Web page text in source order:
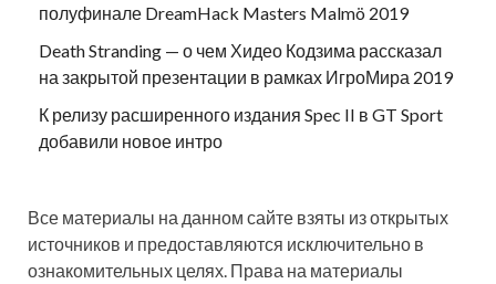
полуфинале DreamHack Masters Malmö 2019
Death Stranding — о чем Хидео Кодзима рассказал
на закрытой презентации в рамках ИгроМира 2019
К релизу расширенного издания Spec II в GT Sport
добавили новое интро
Все материалы на данном сайте взяты из открытых
источников и предоставляются исключительно в
ознакомительных целях. Права на материалы